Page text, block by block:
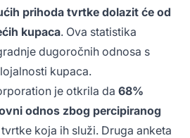
prihoda tvrtke dolazit će od
kupaca. Ova statistika
dugoročnih odnosa s
kupaca.
je otkrila da 68%
odnos zbog percipiranog
tvrtke koja ih služi. Druga anketa